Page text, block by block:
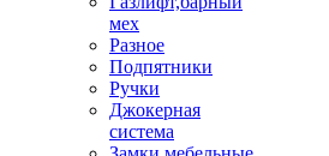
мех
Разное
Подпятники
Ручки
Джокерная
система